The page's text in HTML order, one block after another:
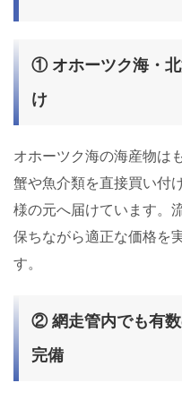
① オホーツク海・
け
オホーツク海の海産物は
蟹や魚介類を直接買い付
様の元へ届けています。
保ちながら適正な価格を
す。
② 網走管内でも有
完備